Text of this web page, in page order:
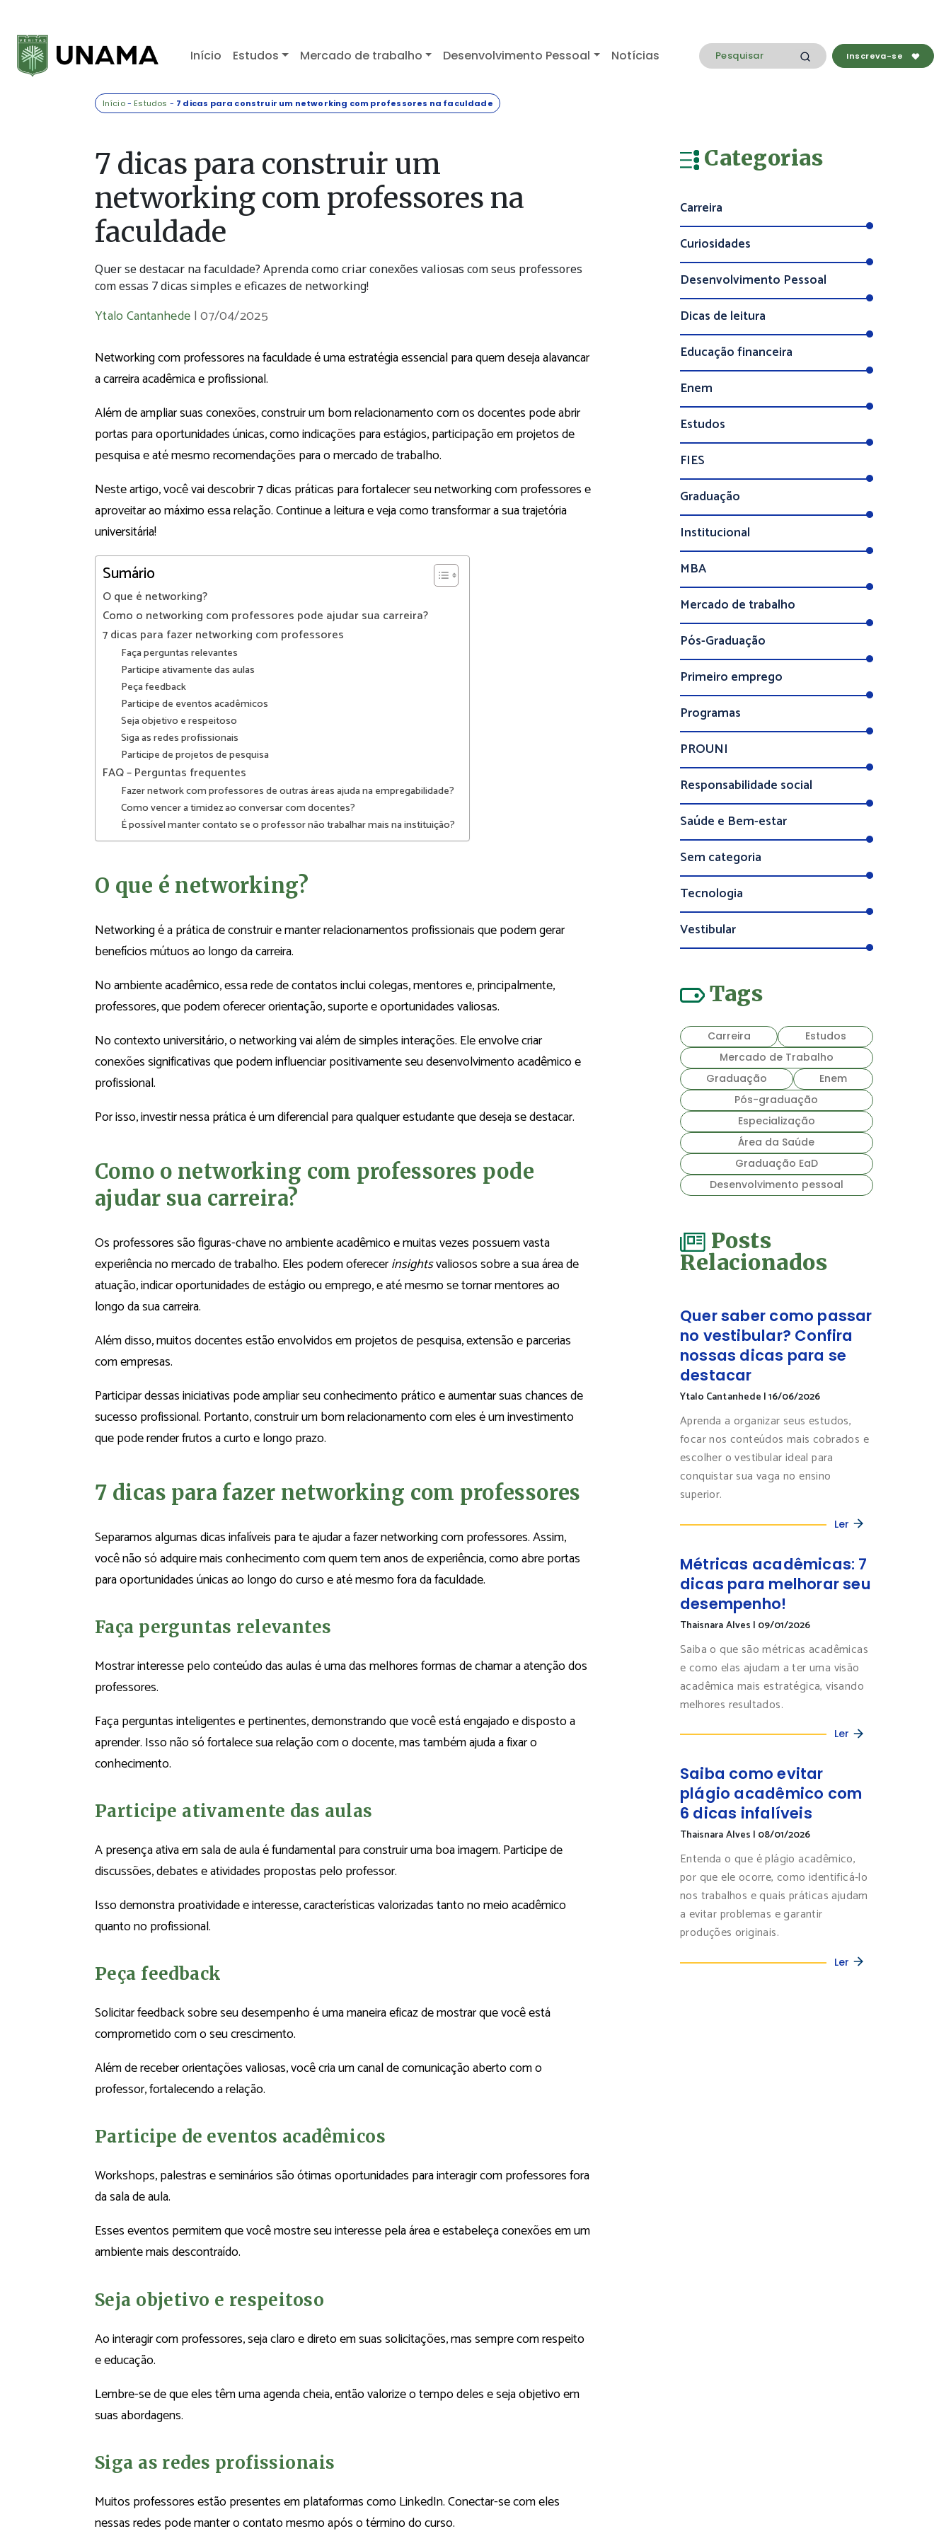
Início Estudos Mercado de trabalho Desenvolvimento Pessoal Notícias Inscreva-se
Início- Estudos - 7 dicas para construir um networking com professores na faculdade
7 dicas para construir um
networking com professores na
faculdade
Quer se destacar na faculdade? Aprenda como criar conexões valiosas com seus professores
com essas 7 dicas simples e eficazes de networking!
Ytalo Cantanhede |07/04/2025
Networking com professores na faculdade é uma estratégia essencial para quem deseja alavancar
a carreira acadêmica e profissional.
Além de ampliar suas conexões, construir um bom relacionamento com os docentes pode abrir
portas para oportunidades únicas, como indicações para estágios, participação em projetos de
pesquisa e até mesmo recomendações para o mercado de trabalho.
Neste artigo, você vai descobrir 7 dicas práticas para fortalecer seu networking com professores e
aproveitar ao máximo essa relação. Continue a leitura e veja como transformar a sua trajetória
universitária!
Sumário
O que é networking?
Como o networking com professores pode ajudar sua carreira?
7 dicas para fazer networking com professores
Faça perguntas relevantes
Participe ativamente das aulas
Peça feedback
Participe de eventos acadêmicos
Seja objetivo e respeitoso
Siga as redes profissionais
Participe de projetos de pesquisa
FAQ – Perguntas frequentes
Fazer network com professores de outras áreas ajuda na empregabilidade?
Como vencer a timidez ao conversar com docentes?
É possível manter contato se o professor não trabalhar mais na instituição?
O que é networking?
Networking é a prática de construir e manter relacionamentos profissionais que podem gerar
benefícios mútuos ao longo da carreira.
No ambiente acadêmico, essa rede de contatos inclui colegas, mentores e, principalmente,
professores, que podem oferecer orientação, suporte e oportunidades valiosas.
No contexto universitário, o networking vai além de simples interações. Ele envolve criar
conexões significativas que podem influenciar positivamente seu desenvolvimento acadêmico e
profissional.
Por isso, investir nessa prática é um diferencial para qualquer estudante que deseja se destacar.
Como o networking com professores pode
ajudar sua carreira?
Os professores são figuras-chave no ambiente acadêmico e muitas vezes possuem vasta
experiência no mercado de trabalho. Eles podem oferecerinsightsvaliosos sobre a sua área de
atuação, indicar oportunidades de estágio ou emprego, e até mesmo se tornar mentores ao
longo da sua carreira.
Além disso, muitos docentes estão envolvidos em projetos de pesquisa, extensão e parcerias
com empresas.
Participar dessas iniciativas pode ampliar seu conhecimento prático e aumentar suas chances de
sucesso profissional. Portanto, construir um bom relacionamento com eles é um investimento
que pode render frutos a curto e longo prazo.
7 dicas para fazer networking com professores
Separamos algumas dicas infalíveis para te ajudar a fazer networking com professores. Assim,
você não só adquire mais conhecimento com quem tem anos de experiência, como abre portas
para oportunidades únicas ao longo do curso e até mesmo fora da faculdade.
Faça perguntas relevantes
Mostrar interesse pelo conteúdo das aulas é uma das melhores formas de chamar a atenção dos
professores.
Faça perguntas inteligentes e pertinentes, demonstrando que você está engajado e disposto a
aprender. Isso não só fortalece sua relação com o docente, mas também ajuda a fixar o
conhecimento.
Participe ativamente das aulas
A presença ativa em sala de aula é fundamental para construir uma boa imagem. Participe de
discussões, debates e atividades propostas pelo professor.
Isso demonstra proatividade e interesse, características valorizadas tanto no meio acadêmico
quanto no profissional.
Peça feedback
Solicitar feedback sobre seu desempenho é uma maneira eficaz de mostrar que você está
comprometido com o seu crescimento.
Além de receber orientações valiosas, você cria um canal de comunicação aberto com o
professor, fortalecendo a relação.
Participe de eventos acadêmicos
Workshops, palestras e seminários são ótimas oportunidades para interagir com professores fora
da sala de aula.
Esses eventos permitem que você mostre seu interesse pela área e estabeleça conexões em um
ambiente mais descontraído.
Seja objetivo e respeitoso
Ao interagir com professores, seja claro e direto em suas solicitações, mas sempre com respeito
e educação.
Lembre-se de que eles têm uma agenda cheia, então valorize o tempo deles e seja objetivo em
suas abordagens.
Siga as redes profissionais
Muitos professores estão presentes em plataformas como LinkedIn. Conectar-se com eles
nessas redes pode manter o contato mesmo após o término do curso.
Categorias
Carreira
Curiosidades
Desenvolvimento Pessoal
Dicas de leitura
Educação financeira
Enem
Estudos
FIES
Graduação
Institucional
MBA
Mercado de trabalho
Pós-Graduação
Primeiro emprego
Programas
PROUNI
Responsabilidade social
Saúde e Bem-estar
Sem categoria
Tecnologia
Vestibular
Tags
Carreira
Estudos
Mercado de Trabalho
Graduação
Enem
Pós-graduação
Especialização
Área da Saúde
Graduação EaD
Desenvolvimento pessoal
Posts
Relacionados
Quer saber como passar
no vestibular? Confira
nossas dicas para se
destacar
Ytalo Cantanhede |16/06/2026
Aprenda a organizar seus estudos,
focar nos conteúdos mais cobrados e
escolher o vestibular ideal para
conquistar sua vaga no ensino
superior.
Ler
Métricas acadêmicas: 7
dicas para melhorar seu
desempenho!
Thaisnara Alves | 09/01/2026
Saiba o que são métricas acadêmicas
e como elas ajudam a ter uma visão
acadêmica mais estratégica, visando
melhores resultados.
Ler
Saiba como evitar
plágio acadêmico com
6 dicas infalíveis
Thaisnara Alves | 08/01/2026
Entenda o que é plágio acadêmico,
por que ele ocorre, como identificá-lo
nos trabalhos e quais práticas ajudam
a evitar problemas e garantir
produções originais.
Ler